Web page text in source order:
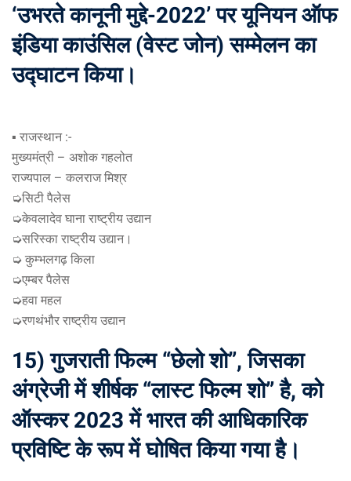
‘उभरते कानूनी मुद्दे-2022’ पर यूनियन ऑफ
इंडिया काउंसिल (वेस्ट जोन) सम्मेलन का
उद्घाटन किया।
▪️ राजस्थान :-
मुख्यमंत्री – अशोक गहलोत
राज्यपाल – कलराज मिश्र
➭सिटी पैलेस
➭केवलादेव घाना राष्ट्रीय उद्यान
➭सरिस्का राष्ट्रीय उद्यान।
➭ कुम्भलगढ़ किला
➭एम्बर पैलेस
➭हवा महल
➭रणथंभौर राष्ट्रीय उद्यान
15) गुजराती फिल्म “छेलो शो”, जिसका
अंग्रेजी में शीर्षक “लास्ट फिल्म शो” है, को
ऑस्कर 2023 में भारत की आधिकारिक
प्रविष्टि के रूप में घोषित किया गया है।